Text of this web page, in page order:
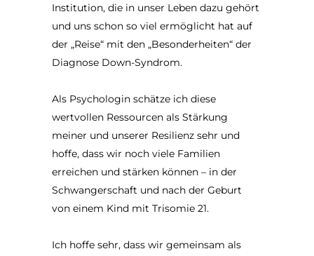
Institution, die in unser Leben dazu gehört
und uns schon so viel ermöglicht hat auf
der „Reise“ mit den „Besonderheiten“ der
Diagnose Down-Syndrom.
Als Psychologin schätze ich diese
wertvollen Ressourcen als Stärkung
meiner und unserer Resilienz sehr und
hoffe, dass wir noch viele Familien
erreichen und stärken können – in der
Schwangerschaft und nach der Geburt
von einem Kind mit Trisomie 21.
Ich hoffe sehr, dass wir gemeinsam als